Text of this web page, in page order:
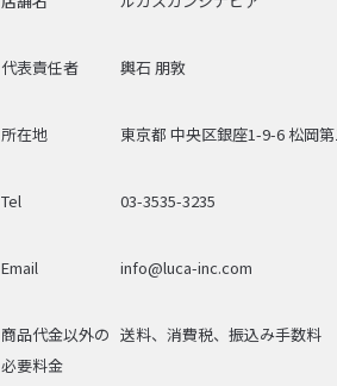
代表責任者 輿石 朋敦
所在地 東京都 中央区銀座1-9-6 松岡
Tel 03-3535-3235
Email info@luca-inc.com
商品代金以外の
必要料金
送料、消費税、振込み手数料